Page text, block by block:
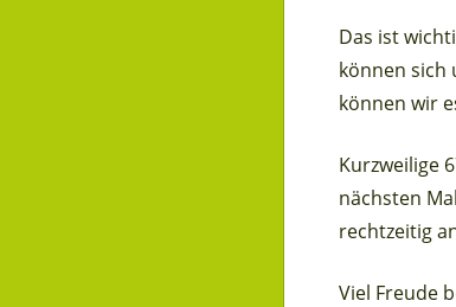
Das ist
können sich
können wir
Kurzweilige
nächsten
rechtzeitig
Viel Freude